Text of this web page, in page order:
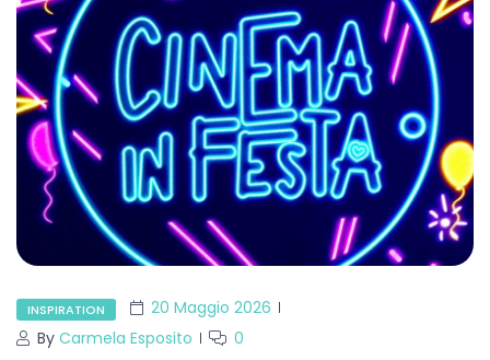
INSPIRATION
20 Maggio 2026
By Carmela Esposito 0